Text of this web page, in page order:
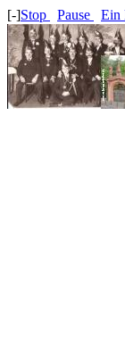
[-]Stop Pause Ein